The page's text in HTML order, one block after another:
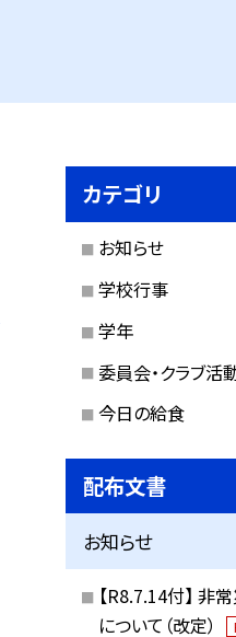
カテゴリ
お知らせ
学校行事
学年
委員会・クラブ活
今日の給食
配布文書
お知らせ
【R8.7.14付】 非
について（改定）